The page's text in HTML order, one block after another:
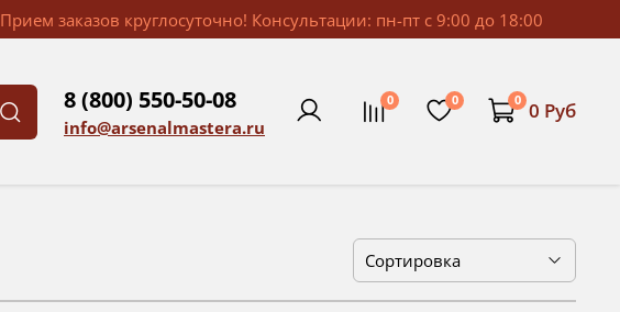
Прием заказов круглосуточно! Консультации: пн-пт с 9:00 до 18:00
8 (800) 550-50-08
info@arsenalmastera.ru
0 0 0 0 Руб